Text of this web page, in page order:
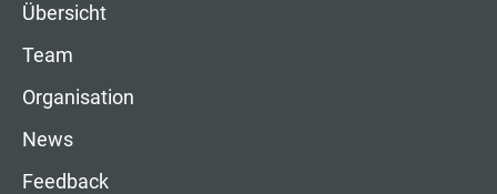
Übersicht
Team
Organisation
News
Feedback